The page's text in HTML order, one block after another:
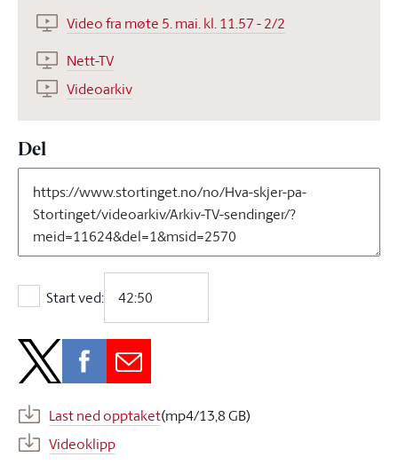
Video fra møte 5. mai. kl. 11.57 - 2/2
Nett-TV
Videoarkiv
Del
Start ved:
Start ved:
Last ned opptaket(mp4/13,8 GB)
Videoklipp